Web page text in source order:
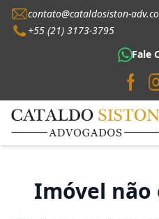
contato@cataldosiston-
+55 (21) 3173-3795
Fale
Imóvel